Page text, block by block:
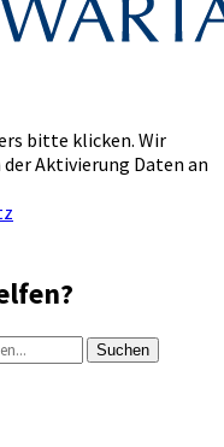
bitte klicken. Wir
Aktivierung Daten an
Suchen